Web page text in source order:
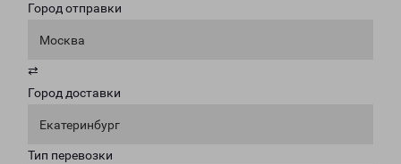
Город отправки
Москва
⇄
Город доставки
Екатеринбург
Тип перевозки